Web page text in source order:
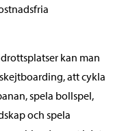
kan man
att cykla
spela bollspel,
och spela